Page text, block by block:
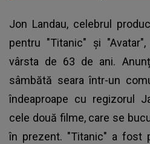
Jon Landau, celebrul
pentru "Titanic" şi
vârsta de 63 de ani.
sâmbătă seara într-un
îndeaproape cu regizorul
cele două filme, care se
în prezent. "Titanic" a fost